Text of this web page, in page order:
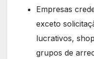
Empresas
exceto
lucrativos,
grupos de